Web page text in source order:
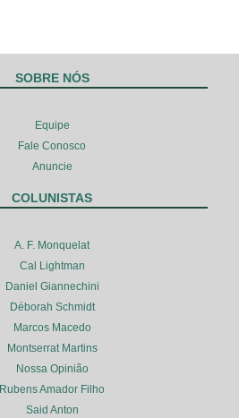
SOBRE NÓS
Equipe
Fale Conosco
Anuncie
COLUNISTAS
A. F. Monquelat
Cal Lightman
Daniel Giannechini
Déborah Schmidt
Marcos Macedo
Montserrat Martins
Nossa Opinião
Rubens Amador Filho
Said Anton